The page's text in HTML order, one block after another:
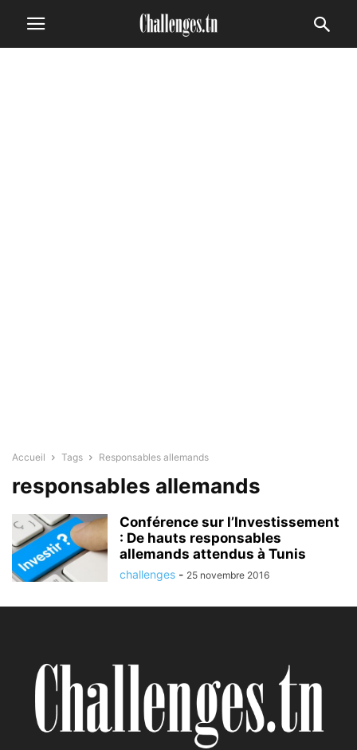
Accueil Tags Responsables allemands
responsables allemands
Conférence sur l’Investissement
: De hauts responsables
allemands attendus à Tunis
challenges - 25 novembre 2016